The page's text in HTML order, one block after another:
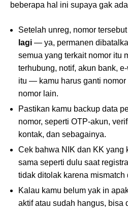
beberapa hal ini supaya gak
Setelah unreg, nomor tersebut
lagi — ya, permanen
semua yang terkait nomor itu
terhubung, notif, akun bank,
itu — kamu harus ganti nomor
nomor lain.
Pastikan kamu backup data
nomor, seperti OTP-akun,
kontak, dan sebagainya.
Cek bahwa NIK dan KK yang
sama seperti dulu saat
tidak ditolak karena mismatch
Kalau kamu belum yak in
aktif atau sudah hangus, bisa